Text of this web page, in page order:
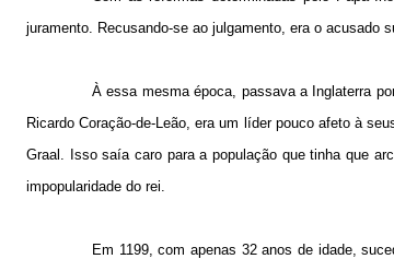
juramento. Recusando-se ao julgamento, era o acusado
À essa mesma época, passava a Inglaterra
Ricardo Coração-de-Leão, era um líder pouco afeto à
Graal. Isso saía caro para a população que tinha que
impopularidade do rei.
Em 1199, com apenas 32 anos de idade,